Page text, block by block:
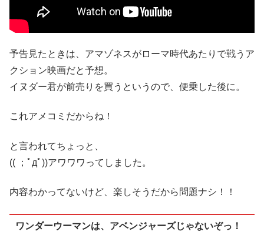
予告見たときは、アマゾネスがローマ時代あたりで戦うア
クション映画だと予想。
イヌダー君が前売りを買うというので、便乗した後に。
これアメコミだからね！
と言われてちょっと、
(( ；ﾟдﾟ))アワワワってしました。
内容わかってないけど、楽しそうだから問題ナシ！！
ワンダーウーマンは、アベンジャーズじゃないぞっ！